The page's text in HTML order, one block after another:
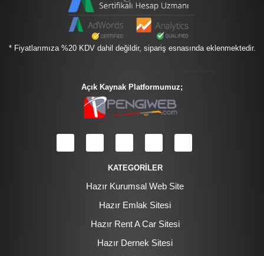
* Fiyatlarımıza %20 KDV dahil değildir, sipariş esnasında eklenmektedir.
Açık Kaynak Platformumuz;
KATEGORİLER
Hazır Kurumsal Web Site
Hazır Emlak Sitesi
Hazır Rent A Car Sitesi
Hazır Dernek Sitesi